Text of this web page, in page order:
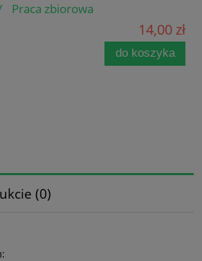
Praca zbiorowa
14,00 zł
do koszyka
(0)